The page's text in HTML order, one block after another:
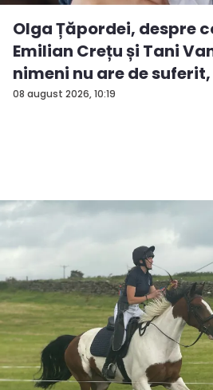
08 august 2026, 10:19
Olga Țăpordei, despre
Emilian Crețu și Tani
nimeni nu are de